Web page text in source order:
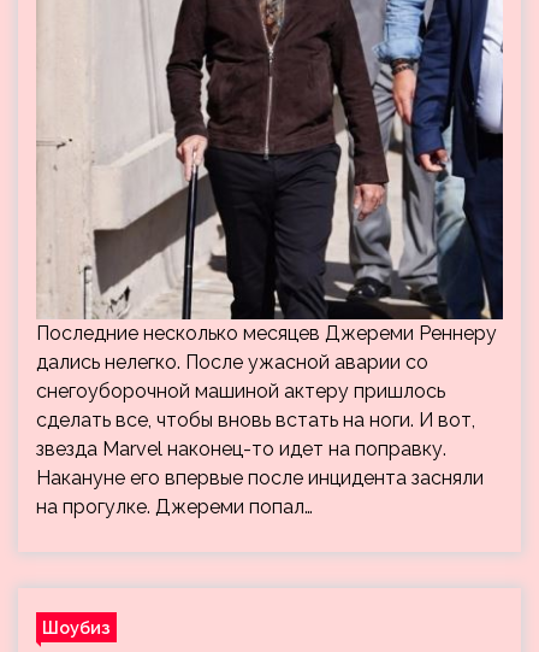
Последние несколько месяцев Джереми Реннеру
дались нелегко. После ужасной аварии со
снегоуборочной машиной актеру пришлось
сделать все, чтобы вновь встать на ноги. И вот,
звезда Marvel наконец-то идет на поправку.
Накануне его впервые после инцидента засняли
на прогулке. Джереми попал…
Шоубиз